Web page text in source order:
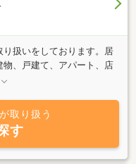
扱いをしております。居
、戸建て、アパート、店
金、空き家対策、不動産
ておりますので、お気軽
取り扱う
す